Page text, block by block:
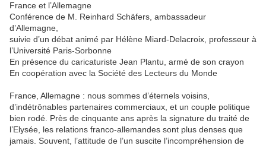
France et l’Allemagne
Conférence de M. Reinhard Schäfers, ambassadeur
d’Allemagne,
suivie d’un débat animé par Hélène Miard-Delacroix, professeur à
l’Université Paris-Sorbonne
En présence du caricaturiste Jean Plantu, armé de son crayon
En coopération avec la Société des Lecteurs du Monde
France, Allemagne : nous sommes d’éternels voisins,
d’indétrônables partenaires commerciaux, et un couple politique
bien rodé. Près de cinquante ans après la signature du traité de
l’Elysée, les relations franco-allemandes sont plus denses que
jamais. Souvent, l’attitude de l’un suscite l’incompréhension de